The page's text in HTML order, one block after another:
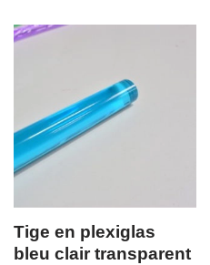
Tige en plexiglas
bleu clair transparent